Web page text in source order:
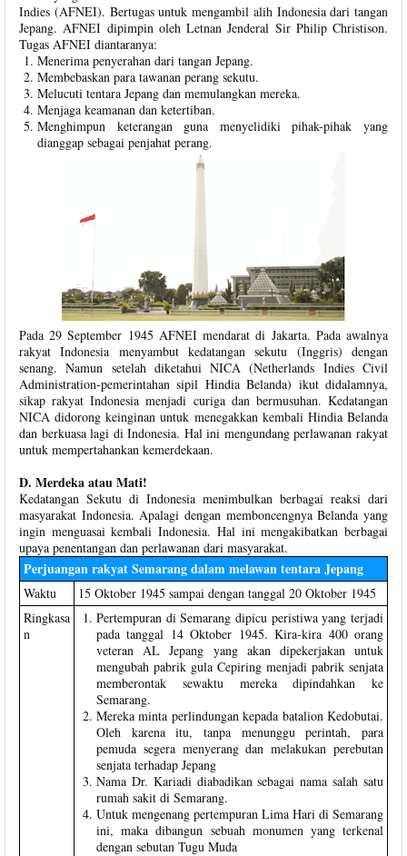
Indies (AFNEI). Bertugas untuk mengambil alih Indonesia dari tangan
Jepang. AFNEI dipimpin oleh Letnan Jenderal Sir Philip Christison.
Tugas AFNEI diantaranya:
Menerima penyerahan dari tangan Jepang.
Membebaskan para tawanan perang sekutu.
Melucuti tentara Jepang dan memulangkan mereka.
Menjaga keamanan dan ketertiban.
Menghimpun keterangan guna menyelidiki pihak-pihak yang
dianggap sebagai penjahat perang.
Pada 29 September 1945 AFNEI mendarat di Jakarta. Pada awalnya
rakyat Indonesia menyambut kedatangan sekutu (Inggris) dengan
senang. Namun setelah diketahui NICA (Netherlands Indies Civil
Administration-pemerintahan sipil Hindia Belanda) ikut didalamnya,
sikap rakyat Indonesia menjadi curiga dan bermusuhan. Kedatangan
NICA didorong keinginan untuk menegakkan kembali Hindia Belanda
dan berkuasa lagi di Indonesia. Hal ini mengundang perlawanan rakyat
untuk mempertahankan kemerdekaan.
D. Merdeka atau Mati!
Kedatangan Sekutu di Indonesia menimbulkan berbagai reaksi dari
masyarakat Indonesia. Apalagi dengan memboncengnya Belanda yang
ingin menguasai kembali Indonesia. Hal ini mengakibatkan berbagai
upaya penentangan dan perlawanan dari masyarakat.
Perjuangan rakyat Semarang dalam melawan tentara Jepang
Waktu
15 Oktober 1945 sampai dengan tanggal 20 Oktober 1945
Ringkasa
n
Pertempuran di Semarang dipicu peristiwa yang terjadi
pada tanggal 14 Oktober 1945. Kira-kira 400 orang
veteran AL Jepang yang akan dipekerjakan untuk
mengubah pabrik gula Cepiring menjadi pabrik senjata
memberontak sewaktu mereka dipindahkan ke
Semarang.
Mereka minta perlindungan kepada batalion Kedobutai.
Oleh karena itu, tanpa menunggu perintah, para
pemuda segera menyerang dan melakukan perebutan
senjata terhadap Jepang
Nama Dr. Kariadi diabadikan sebagai nama salah satu
rumah sakit di Semarang.
Untuk mengenang pertempuran Lima Hari di Semarang
ini, maka dibangun sebuah monumen yang terkenal
dengan sebutan Tugu Muda